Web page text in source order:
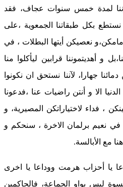
لمدة خمس سنوات عجاف، فقد
بكل طبقاتنا الجمعوية ،على
نعصيكن أيتها البطلات ، في
و أهديتموننا قرابين ليأكلوا منا
جهارا، لآننا نستحق ان نكونوا
الا و أنتن راضيات عنا ،فدعونا
، فداء لاختياراتكن المصيرية، و
في نعيم برلمان الاخرة ، سنحكم و
مع الأبالسة.
يا أحزاب هرمت ووداعا يا اخرى
ليس بواو الجماعة، فالحاكمين